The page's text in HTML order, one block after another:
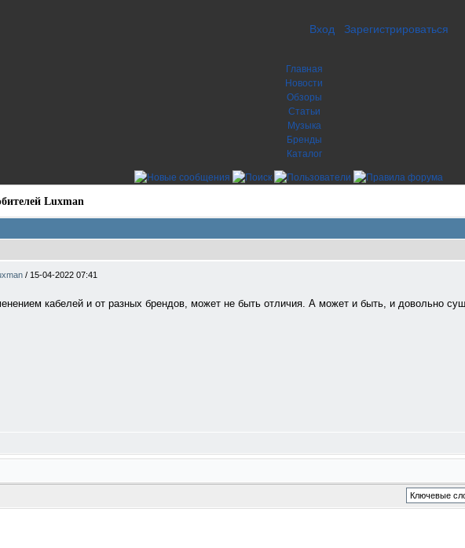
Вход Зарегистрироваться
Главная
Новости
Обзоры
Статьи
Музыка
Бренды
Каталог
Luxman
/ 15-04-2022 07:41
кабелей и от разных брендов, может не быть отличия. А может и быть, и довольно